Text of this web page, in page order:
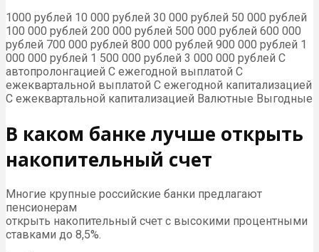
1000 рублей 10 000 рублей 30 000 рублей 50 000 рублей
100 000 рублей 200 000 рублей 500 000 рублей 600 000
рублей 700 000 рублей 800 000 рублей 900 000 рублей 1
000 000 рублей 1 500 000 рублей 3 000 000 рублей С
автопролонгацией С ежегодной выплатой С
ежеквартальной выплатой С ежегодной капитализацией
С ежеквартальной капитализацией Валютные Выгодные
В каком банке лучше открыть
накопительный счет
Многие крупные российские банки предлагают
пенсионерам
открыть накопительный счет с высокими процентными
ставками до 8,5%.